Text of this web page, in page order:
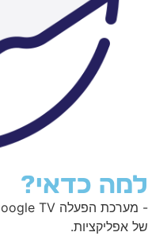
כדאי?
אפליקציות.